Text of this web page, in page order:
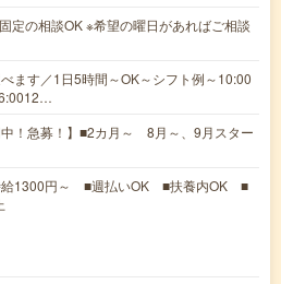
定の相談OK ※希望の曜日があればご相談
ます／1日5時間～OK～シフト例～10:00
中！急募！】■2カ月～ 8月～、9月スター
給1300円～ ■週払いOK ■扶養内OK ■